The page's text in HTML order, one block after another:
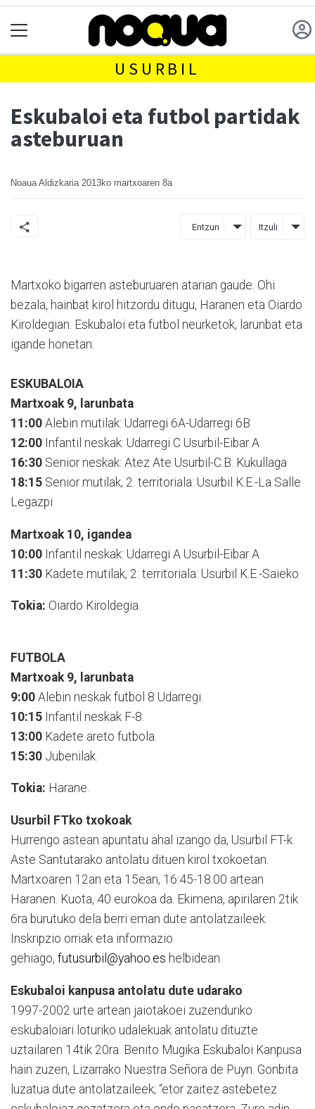
USURBIL
Eskubaloi eta futbol partidak
asteburuan
Noaua Aldizkaria 2013ko martxoaren 8a
Entzun Itzuli
Martxoko bigarren asteburuaren atarian gaude. Ohi
bezala, hainbat kirol hitzordu ditugu, Haranen eta Oiardo
Kiroldegian. Eskubaloi eta futbol neurketok, larunbat eta
igande honetan:
ESKUBALOIA
Martxoak 9, larunbata
11:00 Alebin mutilak: Udarregi 6A-Udarregi 6B
12:00 Infantil neskak: Udarregi C Usurbil-Eibar A
16:30 Senior neskak: Atez Ate Usurbil-C.B. Kukullaga
18:15 Senior mutilak, 2. territoriala: Usurbil K.E.-La Salle
Legazpi
Martxoak 10, igandea
10:00 Infantil neskak: Udarregi A Usurbil-Eibar A
11:30 Kadete mutilak, 2. territoriala: Usurbil K.E.-Saieko
Tokia: Oiardo Kiroldegia.
FUTBOLA
Martxoak 9, larunbata
9:00 Alebin neskak futbol 8 Udarregi.
10:15 Infantil neskak F-8.
13:00 Kadete areto futbola.
15:30 Jubenilak.
Tokia: Harane.
Usurbil FTko txokoak
Hurrengo astean apuntatu ahal izango da, Usurbil FT-k
Aste Santutarako antolatu dituen kirol txokoetan.
Martxoaren 12an eta 15ean, 16:45-18:00 artean
Haranen. Kuota, 40 eurokoa da. Ekimena, apirilaren 2tik
6ra burutuko dela berri eman dute antolatzaileek.
Inskripzio orriak eta informazio
gehiago, futusurbil@yahoo.es helbidean.
Eskubaloi kanpusa antolatu dute udarako
1997-2002 urte artean jaiotakoei zuzenduriko
eskubaloiari loturiko udalekuak antolatu dituzte
uztailaren 14tik 20ra. Benito Mugika Eskubaloi Kanpusa
hain zuzen, Lizarrako Nuestra Señora de Puyn. Gonbita
luzatua dute antolatzaileek; “etor zaitez astebetez